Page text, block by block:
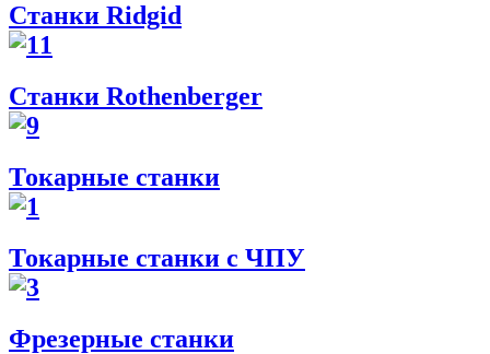
Станки Ridgid
Станки Rothenberger
Токарные станки
Токарные станки с ЧПУ
Фрезерные станки